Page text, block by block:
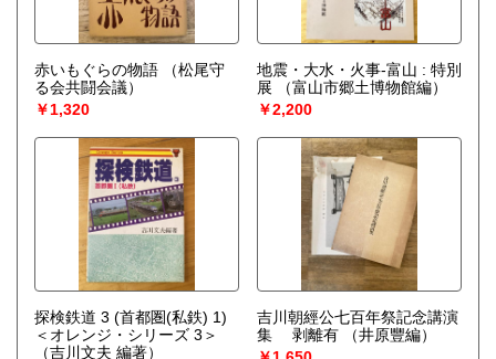
赤いもぐらの物語
（松尾守
る会共闘会議）
￥1,320
地震・大水・火事-富山 : 特別
展
（富山市郷土博物館編）
￥2,200
探検鉄道 3 (首都圏(私鉄) 1)
＜オレンジ・シリーズ 3＞
（吉川文夫 編著）
吉川朝經公七百年祭記念講演
集 剥離有
（井原豐編）